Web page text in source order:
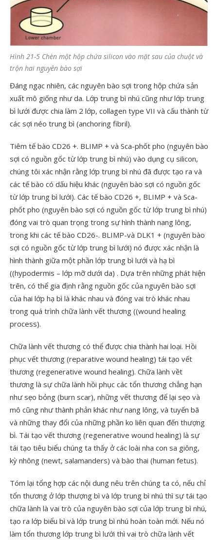
Hình 21-5 Chèn một hộp chứa silicon vào mặt sau của chuột và
trộn hai nguyên bào sợi
Đáng ngạc nhiên, các nguyên bào sợi trong hộp chứa sản
xuất mô giống như da. Lớp trung bì nhú cũng như lớp trung
bì lưới được chia làm 2 lớp, collagen type VII và cấu thành từ
các sợi néo trung bì (anchoring fibril).
Tiêm tế bào CD26 +. BLIMP + và Sca-phốt pho (nguyên bào
sợi có nguồn gốc từ lớp trung bì nhú) vào dụng cụ silicon,
chúng tôi xác nhận rằng lớp trung bì nhú đã được tạo ra và
các tế bào có dấu hiệu khác (nguyên bào sợi có nguồn gốc
từ lớp trung bì lưới). Các tế bào CD26 +, BLIMP + và Sca-
phốt pho (nguyên bào sợi có nguồn gốc từ lớp trung bì nhú)
đóng vai trò quan trọng trong sự hình thành nang lông,
trong khi các tế bào CD26-. BLIMP-và DLK1 + (nguyên bào
sợi có nguồn gốc từ lớp trung bì lưới) nó được xác nhận là
hình thành giữa một phần lớp trung bì lưới và hạ bì
((hypodermis – lớp mỡ dưới da) . Dựa trên những phát hiện
trên, có thể gia định rằng nguồn gốc của nguyên bào sợi
của hai lớp hạ bì là khác nhau và đóng vai trò khác nhau
trong quá trình chữa lành vết thương ((wound healing
process).
Chữa lành vết thương có thể được chia thành hai loại. Hồi
phục vết thương (reparative wound healing) tái tạo vết
thương (regenerative wound healing). Chữa lành vềt
thương là sự chữa lành hồi phục các tổn thương chẳng hạn
như sẹo bỏng (burn scar), những vết thương để lại sẹo và
mô cũng như thành phản khác như nang lông, và tuyến bã
và những thay đổi của những phần ko liên quan đến thượng
bì. Tái tạo vết thương (regenerative wound healing) là sự
tái tạo tiêu biểu chúng ta thấy ở các loài nha con sa giông,
kỳ nhông (newt, salamanders) và bào thai (human fetus).
Tóm lại tổng hợp các nội dung nêu trên chúng ta có, nếu chỉ
tổn thương ở lớp thượng bì và lớp trung bì nhú thì sự tái tạo
chữa lành là vai trò của nguyên bào sợi của lớp trung bì nhú,
tạo ra lớp biểu bì và lớp trung bì nhú hoàn toàn mới. Nếu nó
làm tổn thương lớp trung bì lưới thì vai trò chữa lành vết